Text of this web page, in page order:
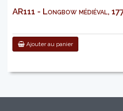
AR111 - Longbow médiéval,
Ajouter au panier